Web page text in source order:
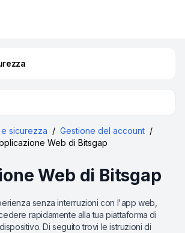
sicurezza / Gestione del account /
Web di Bitsgap
Web di Bitsgap
senza interruzioni con l'app web,
rapidamente alla tua piattaforma di
Di seguito trovi le istruzioni di